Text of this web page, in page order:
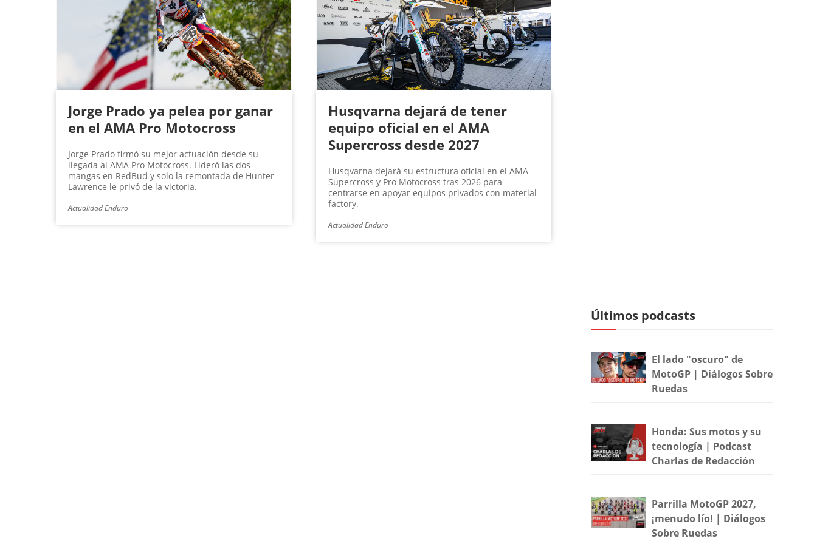
Jorge Prado ya pelea por ganar
en el AMA Pro Motocross
Jorge Prado firmó su mejor actuación desde su
llegada al AMA Pro Motocross. Lideró las dos
mangas en RedBud y solo la remontada de Hunter
Lawrence le privó de la victoria.
Actualidad Enduro
Husqvarna dejará de tener
equipo oficial en el AMA
Supercross desde 2027
Husqvarna dejará su estructura oficial en el AMA
Supercross y Pro Motocross tras 2026 para
centrarse en apoyar equipos privados con material
factory.
Actualidad Enduro
Últimos podcasts
El lado "oscuro" de
MotoGP | Diálogos Sobre
Ruedas
Honda: Sus motos y su
tecnología | Podcast
Charlas de Redacción
Parrilla MotoGP 2027,
¡menudo lío! | Diálogos
Sobre Ruedas